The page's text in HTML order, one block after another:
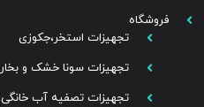
فروشگاه
تجهیزات استخر،جکوزی
تجهیزات سونا خشک و بخار
تجهیزات تصفیه آب خانگی